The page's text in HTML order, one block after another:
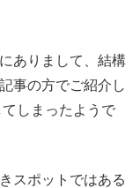
ありまして、結構
事の方でご紹介し
しまったようで
スポットではある